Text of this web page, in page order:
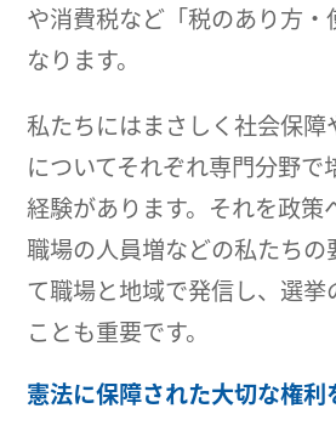
や消費税など「税のあり方・
なります。
私たちにはまさしく社会保
についてそれぞれ専門分野で
経験があります。それを政策
職場の人員増などの私たちの
て職場と地域で発信し、選挙
ことも重要です。
憲法に保障された大切な権利